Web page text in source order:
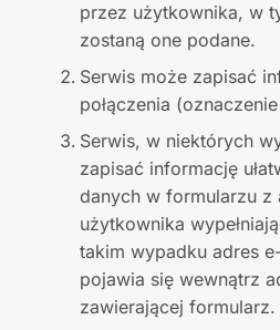
przez użytkownika, w
zostaną one podane.
Serwis może zapisać
połączenia
Serwis, w niektórych
zapisać informację
danych w formularzu z
użytkownika
takim wypadku adres
pojawia się wewnątrz
zawierającej formularz.